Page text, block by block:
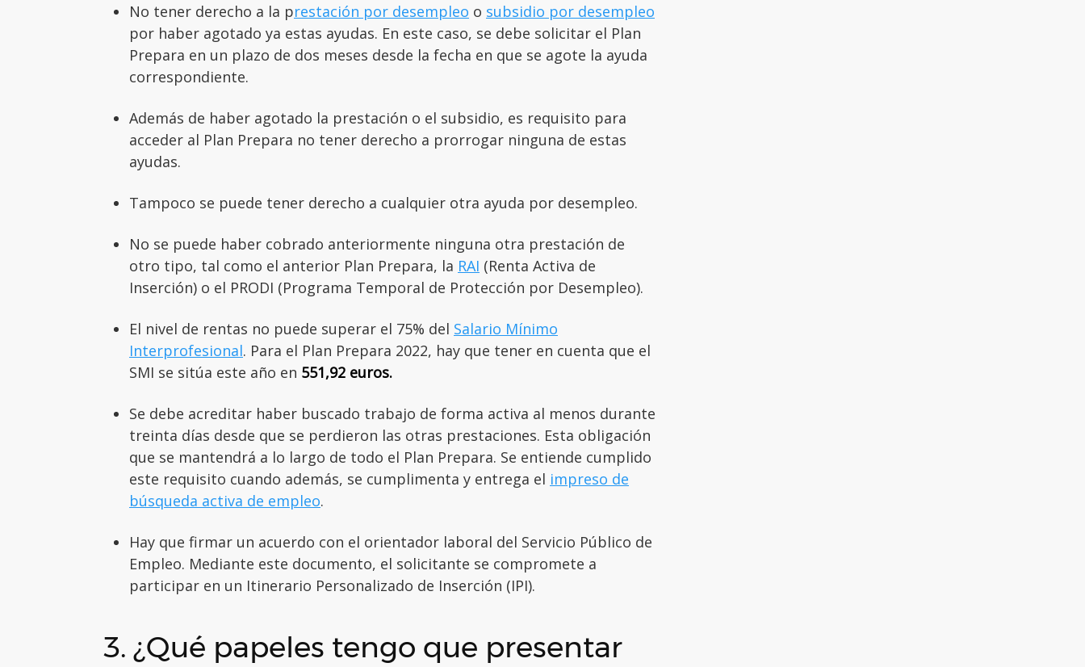
No tener derecho a la prestación por desempleo o subsidio por desempleo
por haber agotado ya estas ayudas. En este caso, se debe solicitar el Plan
Prepara en un plazo de dos meses desde la fecha en que se agote la ayuda
correspondiente.
Además de haber agotado la prestación o el subsidio, es requisito para
acceder al Plan Prepara no tener derecho a prorrogar ninguna de estas
ayudas.
Tampoco se puede tener derecho a cualquier otra ayuda por desempleo.
No se puede haber cobrado anteriormente ninguna otra prestación de
otro tipo, tal como el anterior Plan Prepara, la RAI (Renta Activa de
Inserción) o el PRODI (Programa Temporal de Protección por Desempleo).
El nivel de rentas no puede superar el 75% del Salario Mínimo
Interprofesional. Para el Plan Prepara 2022, hay que tener en cuenta que el
SMI se sitúa este año en 551,92 euros.
Se debe acreditar haber buscado trabajo de forma activa al menos durante
treinta días desde que se perdieron las otras prestaciones. Esta obligación
que se mantendrá a lo largo de todo el Plan Prepara. Se entiende cumplido
este requisito cuando además, se cumplimenta y entrega el impreso de
búsqueda activa de empleo.
Hay que firmar un acuerdo con el orientador laboral del Servicio Público de
Empleo. Mediante este documento, el solicitante se compromete a
participar en un Itinerario Personalizado de Inserción (IPI).
3. ¿Qué papeles tengo que presentar